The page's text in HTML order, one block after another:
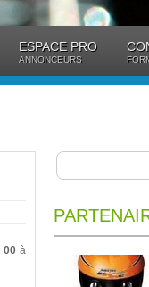
ESPACE PRO
ANNONCEURS
00à